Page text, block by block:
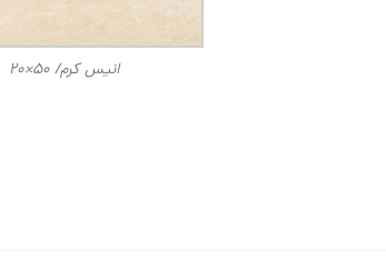
انیس کرم/ ۵۰×۲۰